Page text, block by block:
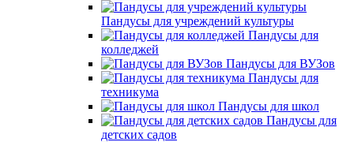
Пандусы для учреждений культуры
Пандусы для
колледжей
Пандусы для ВУЗов
Пандусы для
техникума
Пандусы для школ
Пандусы для
детских садов